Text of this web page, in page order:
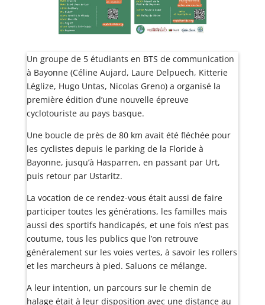
Un groupe de 5 étudiants en BTS de communication
à Bayonne (Céline Aujard, Laure Delpuech, Kitterie
Léglize, Hugo Untas, Nicolas Greno) a organisé la
première édition d’une nouvelle épreuve
cyclotouriste au pays basque.
Une boucle de près de 80 km avait été fléchée pour
les cyclistes depuis le parking de la Floride à
Bayonne, jusqu’à Hasparren, en passant par Urt,
puis retour par Ustaritz.
La vocation de ce rendez-vous était aussi de faire
participer toutes les générations, les familles mais
aussi des sportifs handicapés, et une fois n’est pas
coutume, tous les publics que l’on retrouve
généralement sur les voies vertes, à savoir les rollers
et les marcheurs à pied. Saluons ce mélange.
A leur intention, un parcours sur le chemin de
halage était à leur disposition avec une distance au